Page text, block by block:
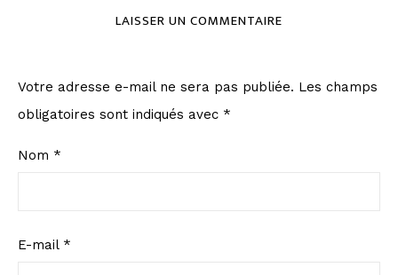
LAISSER UN COMMENTAIRE
Votre adresse e-mail ne sera pas publiée. Les champs
obligatoires sont indiqués avec *
Nom *
E-mail *